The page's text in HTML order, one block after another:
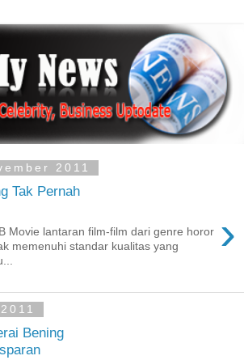
2011
Tak Pernah
›
Movie lantaran film-film dari genre horor
memenuhi standar kualitas yang
Bening